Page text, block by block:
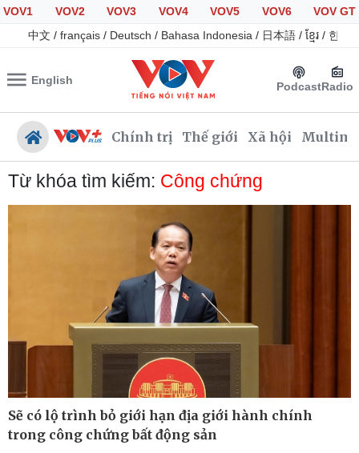
VOV1 VOV2 VOV3 VOV4 VOV5 VOV6
VOV GT
中文 / français / Deutsch / Bahasa Indonesia / 日本語 / ខ្មែរ / 한국
English PodcastRadio
Chính trị Thế giới Xã hội
Nhận diện sự thật
Xã hội
Giáo dục
Dấu ấn VOV
Việc làm
Từ khóa tìm kiếm: Công chứng
Sẽ có lộ trình bỏ giới hạn địa giới hành chính
trong công chứng bất động sản